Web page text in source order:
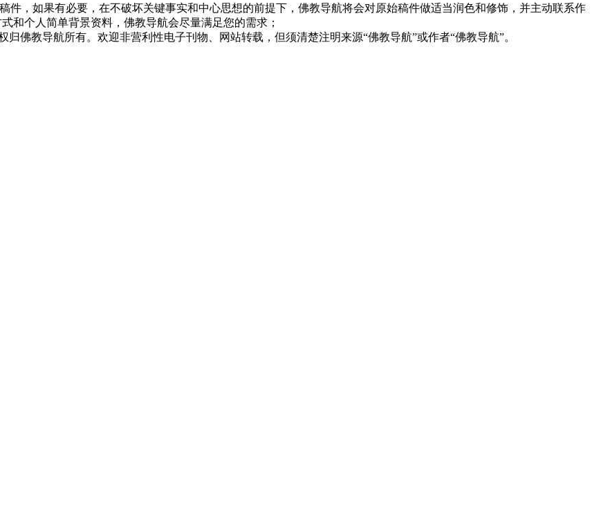
件，如果有必要，在不破坏关键事实和中心思想的前提下，佛教导航将会对原始稿件做适当润色和修饰，并主动联系作
和个人简单背景资料，佛教导航会尽量满足您的需求；
佛教导航所有。欢迎非营利性电子刊物、网站转载，但须清楚注明来源“佛教导航”或作者“佛教导航”。